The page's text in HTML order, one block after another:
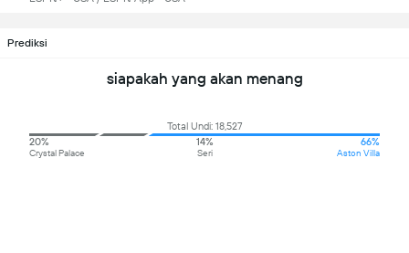
Prediksi
siapakah yang akan menang
Total Undi: 18,527
20%
Crystal Palace
14%
Seri
66%
Aston Villa